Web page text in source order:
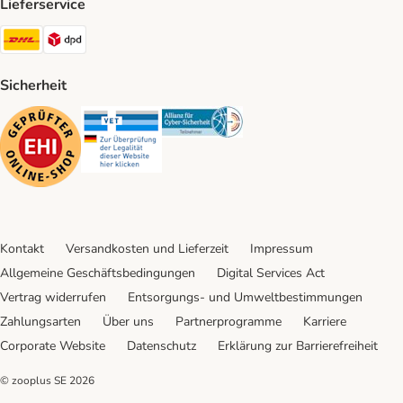
Lieferservice
DHL Shipping Method
Sicherheit
Security Security Security
Kontakt Versandkosten und Lieferzeit
Impressum
Allgemeine Geschäftsbedingungen
Digital Services Act
Vertrag widerrufen
Entsorgungs- und Umweltbestimmungen
Zahlungsarten
Über uns Partnerprogramme
Karriere
Corporate Website
Datenschutz Erklärung zur Barrierefreiheit
© zooplus SE 2026